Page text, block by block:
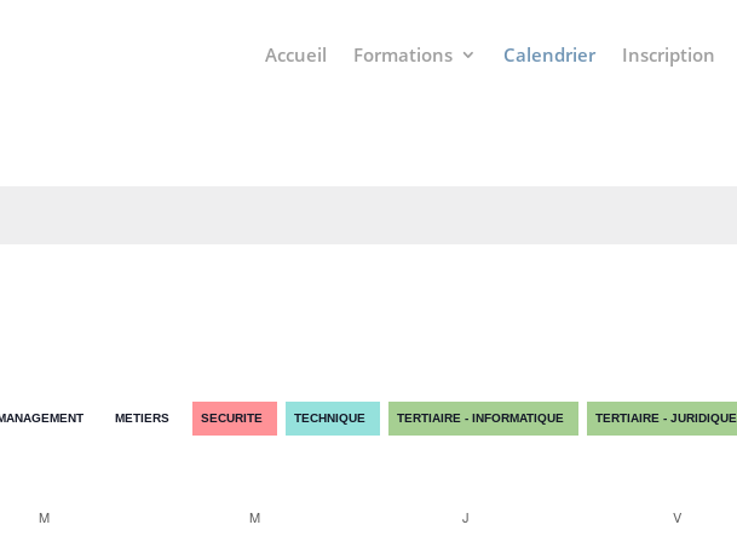
Accueil Formations Calendrier Inscription
METIERS SECURITE TECHNIQUE TERTIAIRE - INFORMATIQUE TERTIAIRE - JURIDIQUE
M M J V